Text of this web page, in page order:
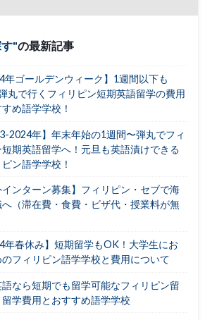
の最新記事
年ゴールデンウィーク】1週間以下も
丸で行くフィリピン短期英語留学の費用
め語学学校！
2024年】年末年始の1週間〜弾丸でフィ
短期英語留学へ！元旦も英語漬けできる
ン語学学校！
インターン募集】フィリピン・セブで海
（滞在費・食費・ビザ代・授業料が無
年春休み】短期留学もOK！大学生にお
フィリピン語学学校と費用について
なら短期でも留学可能なフィリピン留
学費用とおすすめ語学学校